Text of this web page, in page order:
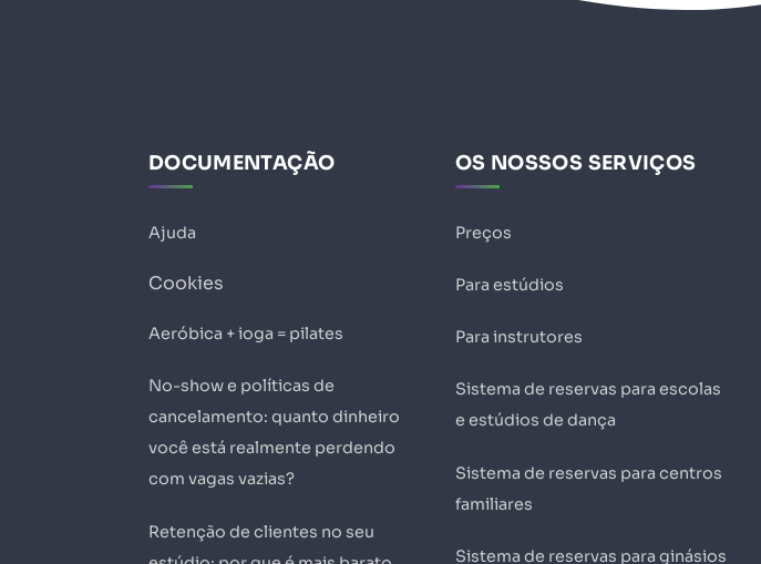
DOCUMENTAÇÃO
Ajuda
Cookies
Aeróbica + ioga = pilates
No-show e políticas de
cancelamento: quanto dinheiro
você está realmente perdendo
com vagas vazias?
Retenção de clientes no seu
OS NOSSOS SERVIÇOS
Preços
Para estúdios
Para instrutores
Sistema de reservas para escolas
e estúdios de dança
Sistema de reservas para centros
familiares
Sistema de reservas para ginásios